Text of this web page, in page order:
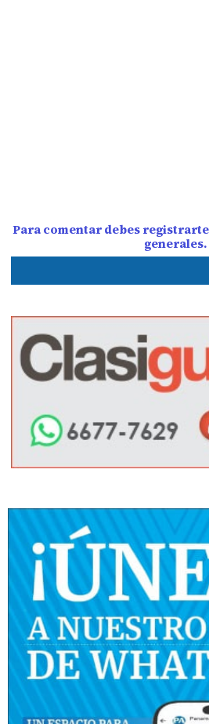
Para comentar debes
generales.